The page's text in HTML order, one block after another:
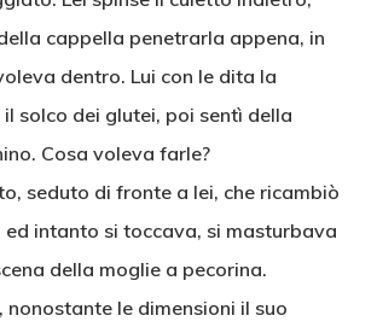
cappella penetrarla appena, in
dentro. Lui con le dita la
solco dei glutei, poi sentì della
Cosa voleva farle?
seduto di fronte a lei, che ricambiò
ed intanto si toccava, si masturbava
della moglie a pecorina.
nonostante le dimensioni il suo